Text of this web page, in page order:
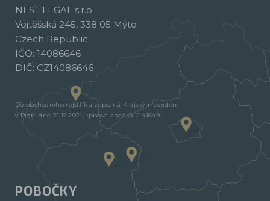
NEST LEGAL s.r.o.
Vojtěšská 245, 338 05 Mýto
Czech Republic
IČO: 14086646
DIČ: CZ14086646
Do obchodního rejstříku zapsaná Krajským soudem
v Plzni dne 21.12.2021, spisová značka C 41649.
POBOČKY